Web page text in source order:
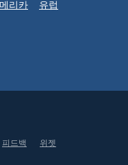
리카
유럽
피드백 위젯